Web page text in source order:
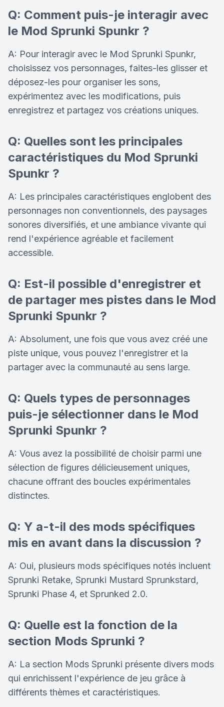
Q: Comment puis-je interagir avec
le Mod Sprunki Spunkr ?
A: Pour interagir avec le Mod Sprunki Spunkr,
choisissez vos personnages, faites-les glisser et
déposez-les pour organiser les sons,
expérimentez avec les modifications, puis
enregistrez et partagez vos créations uniques.
Q: Quelles sont les principales
caractéristiques du Mod Sprunki
Spunkr ?
A: Les principales caractéristiques englobent des
personnages non conventionnels, des paysages
sonores diversifiés, et une ambiance vivante qui
rend l'expérience agréable et facilement
accessible.
Q: Est-il possible d'enregistrer et
de partager mes pistes dans le Mod
Sprunki Spunkr ?
A: Absolument, une fois que vous avez créé une
piste unique, vous pouvez l'enregistrer et la
partager avec la communauté au sens large.
Q: Quels types de personnages
puis-je sélectionner dans le Mod
Sprunki Spunkr ?
A: Vous avez la possibilité de choisir parmi une
sélection de figures délicieusement uniques,
chacune offrant des boucles expérimentales
distinctes.
Q: Y a-t-il des mods spécifiques
mis en avant dans la discussion ?
A: Oui, plusieurs mods spécifiques notés incluent
Sprunki Retake, Sprunki Mustard Sprunkstard,
Sprunki Phase 4, et Sprunked 2.0.
Q: Quelle est la fonction de la
section Mods Sprunki ?
A: La section Mods Sprunki présente divers mods
qui enrichissent l'expérience de jeu grâce à
différents thèmes et caractéristiques.